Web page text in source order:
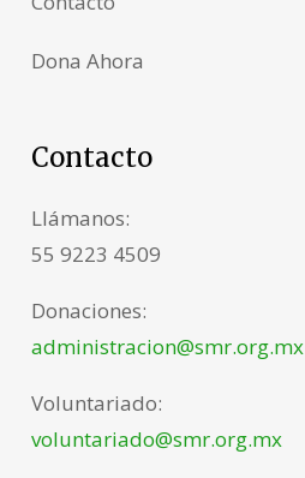
Dona Ahora
Contacto
Llámanos:
55 9223 4509
Donaciones:
administracion@smr.org.mx
Voluntariado:
voluntariado@smr.org.mx